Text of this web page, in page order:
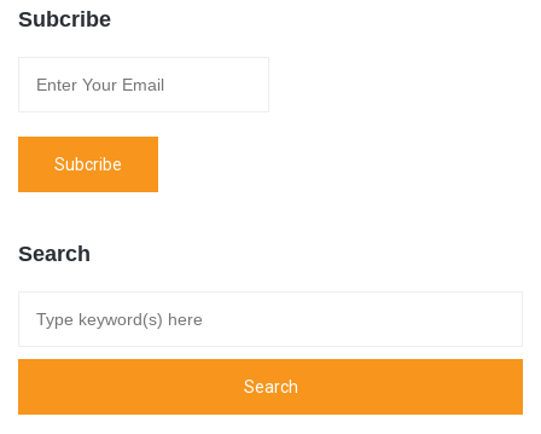
Subcribe
Search